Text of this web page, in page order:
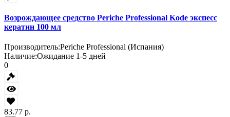
Возрождающее средство Periche Professional Kode экспесс
кератин 100 мл
Производитель:Periche Professional (Испания)
Наличие:Ожидание 1-5 дней
0
83.77 р.